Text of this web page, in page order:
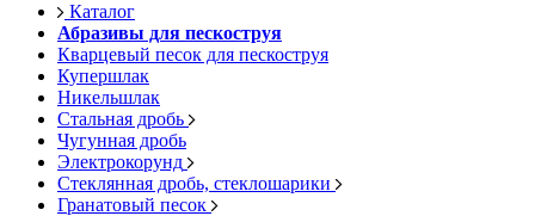
Каталог
Абразивы для пескоструя
Кварцевый песок для пескоструя
Купершлак
Никельшлак
Стальная дробь
Чугунная дробь
Электрокорунд
Стеклянная дробь, стеклошарики
Гранатовый песок